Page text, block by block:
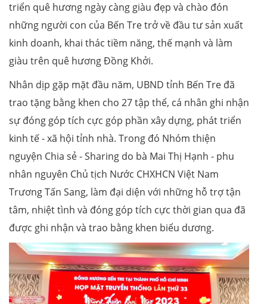
triển quê hương ngày càng giàu đẹp và chào đón
những người con của Bến Tre trở về đầu tư sản xuất
kinh doanh, khai thác tiềm năng, thế mạnh và làm
giàu trên quê hương Đồng Khởi.
Nhân dịp gặp mặt đầu năm, UBND tỉnh Bến Tre đã
trao tặng bằng khen cho 27 tập thể, cá nhân ghi nhận
sự đóng góp tích cực góp phần xây dựng, phát triển
kinh tế - xã hội tỉnh nhà. Trong đó Nhóm thiện
nguyện Chia sẻ - Sharing do bà Mai Thị Hạnh - phu
nhân nguyên Chủ tịch Nước CHXHCN Việt Nam
Trương Tấn Sang, làm đại diện với những hỗ trợ tận
tâm, nhiệt tình và đóng góp tích cực thời gian qua đã
được ghi nhận và trao bằng khen biểu dương.